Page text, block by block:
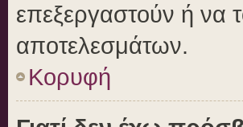
επεξεργαστούν ή να
αποτελεσμάτων.
Κορυφή